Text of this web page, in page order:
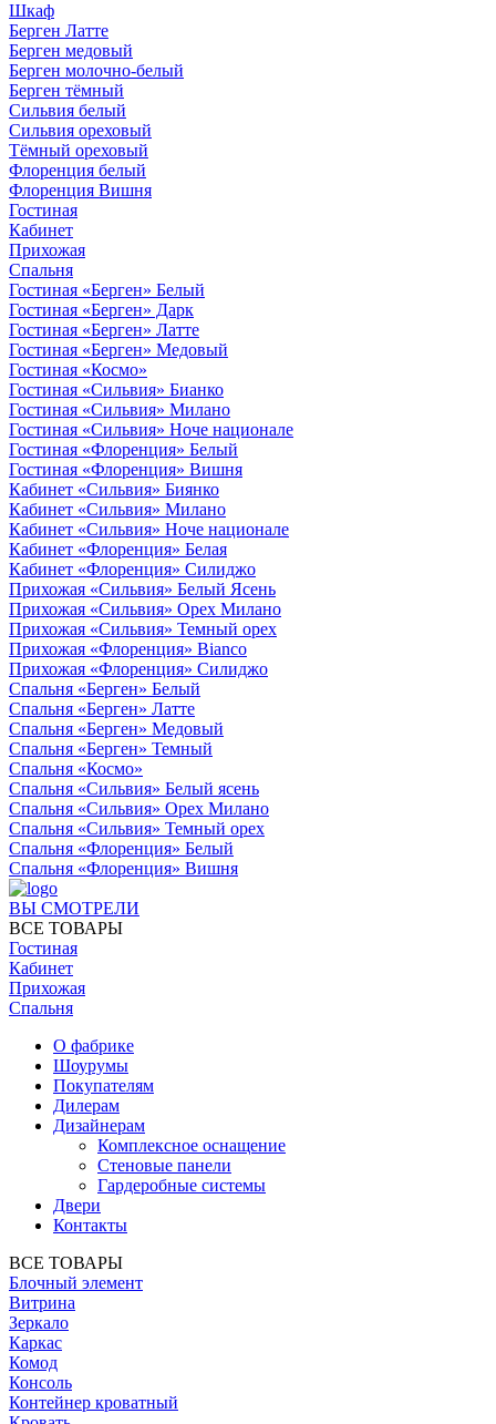
Шкаф
Берген Латте
Берген медовый
Берген молочно-белый
Берген тёмный
Сильвия белый
Сильвия ореховый
Тёмный ореховый
Флоренция белый
Флоренция Вишня
Гостиная
Кабинет
Прихожая
Спальня
Гостиная «Берген» Белый
Гостиная «Берген» Дарк
Гостиная «Берген» Латте
Гостиная «Берген» Медовый
Гостиная «Космо»
Гостиная «Сильвия» Бианко
Гостиная «Сильвия» Милано
Гостиная «Сильвия» Ноче национале
Гостиная «Флоренция» Белый
Гостиная «Флоренция» Вишня
Кабинет «Сильвия» Биянко
Кабинет «Сильвия» Милано
Кабинет «Сильвия» Ноче национале
Кабинет «Флоренция» Белая
Кабинет «Флоренция» Силиджо
Прихожая «Сильвия» Белый Ясень
Прихожая «Сильвия» Орех Милано
Прихожая «Сильвия» Темный орех
Прихожая «Флоренция» Bianco
Прихожая «Флоренция» Силиджо
Спальня «Берген» Белый
Спальня «Берген» Латте
Спальня «Берген» Медовый
Спальня «Берген» Темный
Спальня «Космо»
Спальня «Сильвия» Белый ясень
Спальня «Сильвия» Орех Милано
Спальня «Сильвия» Темный орех
Спальня «Флоренция» Белый
Спальня «Флоренция» Вишня
ВЫ СМОТРЕЛИ
ВСЕ ТОВАРЫ
Гостиная
Кабинет
Прихожая
Спальня
О фабрике
Шоурумы
Покупателям
Дилерам
Дизайнерам
Комплексное оснащение
Стеновые панели
Гардеробные системы
Двери
Контакты
ВСЕ ТОВАРЫ
Блочный элемент
Витрина
Зеркало
Каркас
Комод
Консоль
Контейнер кроватный